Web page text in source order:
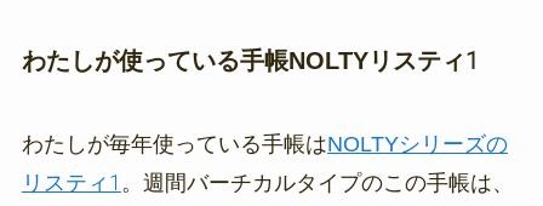
わたしが使っている手帳NOLTYリスティ1
わたしが毎年使っている手帳はNOLTYシリーズの
リスティ1 。週間バーチカルタイプのこの手帳は、